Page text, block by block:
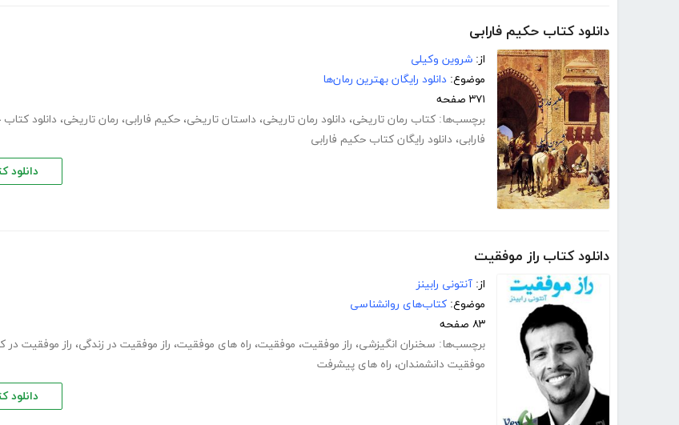
دانلود کتاب حکیم فارابی
از: شروین وکیلی
موضوع: دانلود رایگان بهترین رمان‌ها
۳۷۱ صفحه
برچسب‌ها: کتاب رمان تاریخی، دانلود رمان تاریخی، داستان تاریخی، حکیم فارابی، رمان تاریخی، دانلود
فارابی، دانلود رایگان کتاب حکیم فارابی
دانلود
دانلود کتاب راز موفقیت
از: آنتونی رابینز
موضوع: کتاب‌های روانشناسی
۸۳ صفحه
برچسب‌ها: سخنران انگیزشی، راز موفقیت، موفقیت، راه های موفقیت، راز موفقیت در زندگی، راز موفقیت در
موفقیت دانشمندان، راه های پیشرفت
دانلود